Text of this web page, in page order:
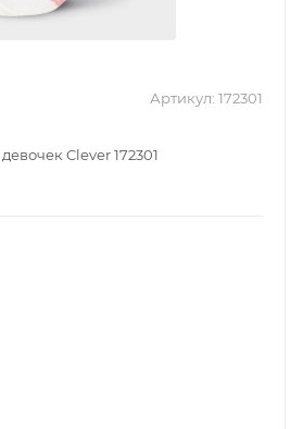
Артикул: 172301
Clever 172301